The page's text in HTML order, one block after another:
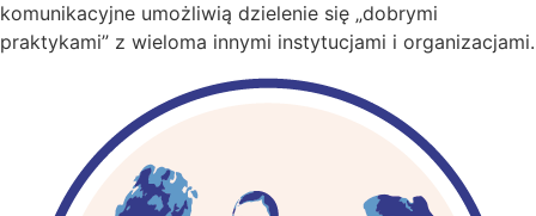
komunikacyjne umożliwią dzielenie się „dobrymi
praktykami” z wieloma innymi instytucjami i organizacjami.